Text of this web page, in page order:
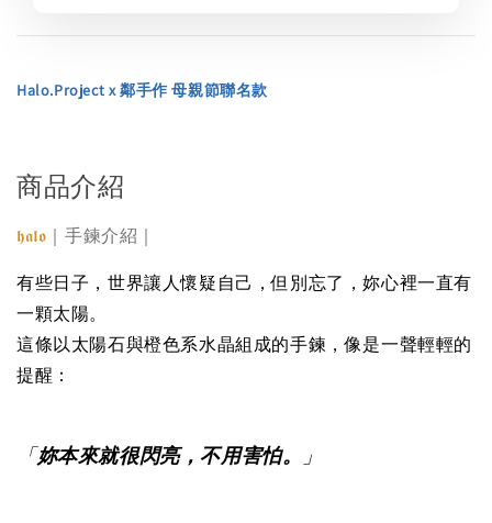
Halo.Project x 鄰手作 母親節聯名款
商品介紹
𝖍𝖆𝖑𝖔 ｜手鍊介紹｜
有些日子，世界讓人懷疑自己，但別忘了，妳心裡一直有
一顆太陽。
這條以太陽石與橙色系水晶組成的手鍊，像是一聲輕輕的
提醒：
「妳本來就很閃亮，不用害怕。 」